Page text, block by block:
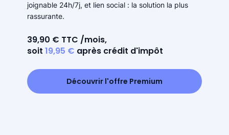
joignable 24h/7j, et lien social : la solution la plus
rassurante.
39,90 € TTC /mois,
soit 19,95 € après crédit d'impôt
Découvrir l'offre Premium